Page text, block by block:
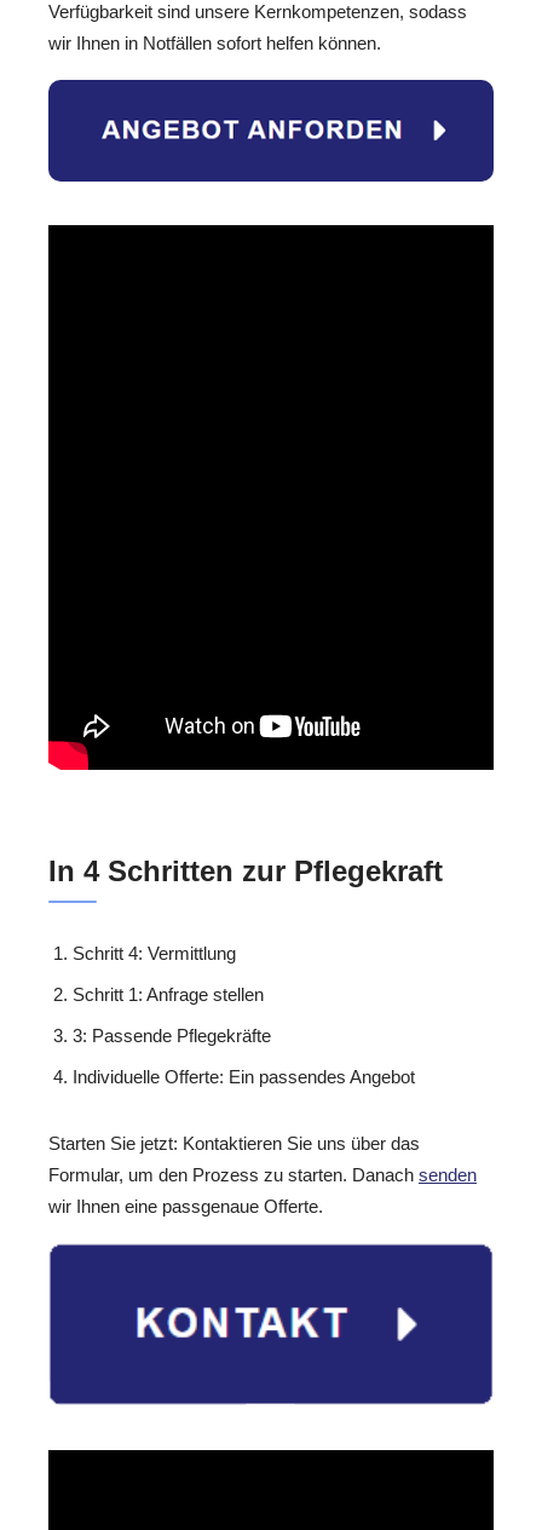
Verfügbarkeit sind unsere Kernkompetenzen, sodass
wir Ihnen in Notfällen sofort helfen können.
In 4 Schritten zur Pflegekraft
Schritt 4: Vermittlung
Schritt 1: Anfrage stellen
3: Passende Pflegekräfte
Individuelle Offerte: Ein passendes Angebot
Starten Sie jetzt: Kontaktieren Sie uns über das
Formular, um den Prozess zu starten. Danach senden
wir Ihnen eine passgenaue Offerte.